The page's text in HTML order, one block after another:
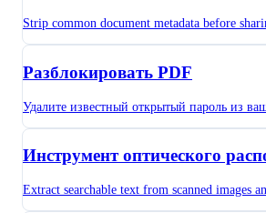
Strip common document metadata before
Разблокировать PDF
Удалите известный открытый пароль из
Инструмент оптического
Extract searchable text from scanned images